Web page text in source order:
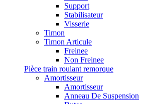
Support
Stabilisateur
Visserie
Timon
Timon Articule
Freinee
Non Freinee
Pièce train roulant remorque
Amortisseur
Amortisseur
Anneau De Suspension